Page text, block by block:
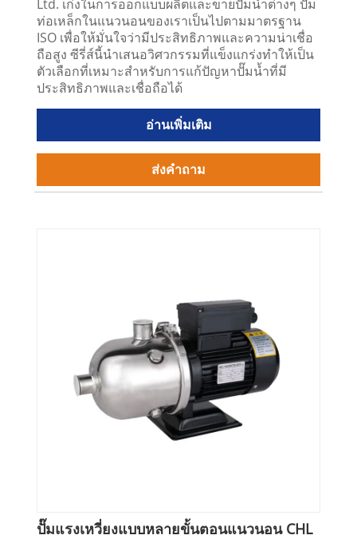
Ltd. เก่งในการออกแบบผลิตและขายปั๊มน้ำต่างๆ ปั๊ม
ท่อเหล็กในแนวนอนของเราเป็นไปตามมาตรฐาน
ISO เพื่อให้มั่นใจว่ามีประสิทธิภาพและความน่าเชื่อ
ถือสูง ซีรี่ส์นี้นำเสนอวิศวกรรมที่แข็งแกร่งทำให้เป็น
ตัวเลือกที่เหมาะสำหรับการแก้ปัญหาปั๊มน้ำที่มี
ประสิทธิภาพและเชื่อถือได้
อ่านเพิ่มเติม
ส่งคำถาม
ปั๊มแรงเหวี่ยงแบบหลายขั้นตอนแนวนอน CHL